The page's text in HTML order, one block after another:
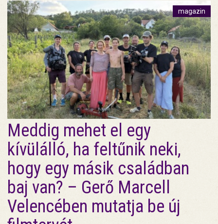
magazin
Meddig mehet el egy
kívülálló, ha feltűnik neki,
hogy egy másik családban
baj van? – Gerő Marcell
Velencében mutatja be új